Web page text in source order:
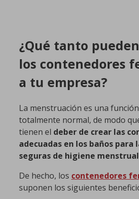
¿Qué tanto
los contenedores
a tu empresa?
La menstruación es una
totalmente normal, de modo
tienen el deber de crear las
adecuadas en los baños para
seguras de higiene
De hecho, los contenedores
suponen los siguientes